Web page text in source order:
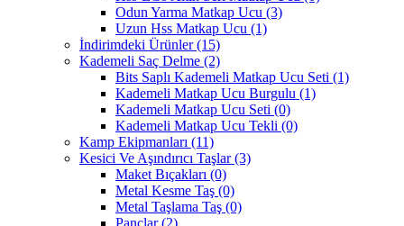
Odun Yarma Matkap Ucu (3)
Uzun Hss Matkap Ucu (1)
İndirimdeki Ürünler(15)
Kademeli Saç Delme (2)
Bits Saplı Kademeli Matkap Ucu Seti (1)
Kademeli Matkap Ucu Burgulu (1)
Kademeli Matkap Ucu Seti (0)
Kademeli Matkap Ucu Tekli (0)
Kamp Ekipmanları (11)
Kesici Ve Aşındırıcı Taşlar(3)
Maket Bıçakları (0)
Metal Kesme Taş (0)
Metal Taşlama Taş (0)
Pançlar(2)